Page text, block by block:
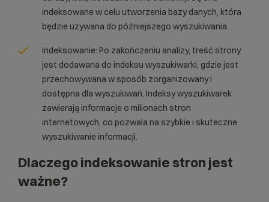
indeksowane w celu utworzenia bazy danych, która
będzie używana do późniejszego wyszukiwania.
Indeksowanie: Po zakończeniu analizy, treść strony
jest dodawana do indeksu wyszukiwarki, gdzie jest
przechowywana w sposób zorganizowany i
dostępna dla wyszukiwań. Indeksy wyszukiwarek
zawierają informacje o milionach stron
internetowych, co pozwala na szybkie i skuteczne
wyszukiwanie informacji.
Dlaczego indeksowanie stron jest
ważne?